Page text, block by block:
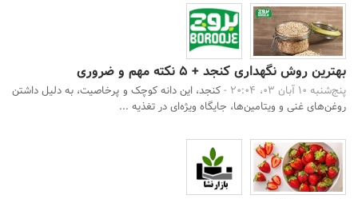
بهترین روش نگهداری کنجد + 5 نکته مهم و ضروری
پنج‌شنبه 10 آبان 03، 20:04 -
کنجد، این دانه کوچک و پرخاصیت، به دلیل داشتن
روغن‌های غنی و ویتامین‌ها، جایگاه ویژه‌ای در تغذیه ...